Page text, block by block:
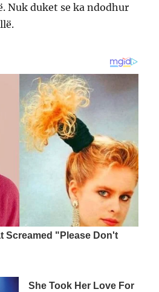
Nuk duket se ka ndodhur